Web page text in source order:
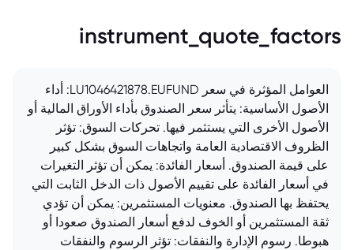
instrument_quote_factors
العوامل المؤثرة في سعر LU1046421878.EUFUND: أداء
الأصول الأساسية: يتأثر سعر الصندوق بأداء الأوراق المالية أو
الأصول الأخرى التي يستثمر فيها. تحركات السوق: تؤثر
الظروف الاقتصادية العامة واتجاهات السوق بشكل كبير
على قيمة الصندوق. أسعار الفائدة: يمكن أن تؤثر التغيرات
في أسعار الفائدة على تقييم الأصول ذات الدخل الثابت التي
يحتفظ بها الصندوق. معنويات المستثمرين: يمكن أن تؤدي
ثقة المستثمرين أو الخوف لدفع أسعار الصندوق صعودا أو
هبوطا. رسوم الإدارة والنفقات: تؤثر الرسوم والنفقات